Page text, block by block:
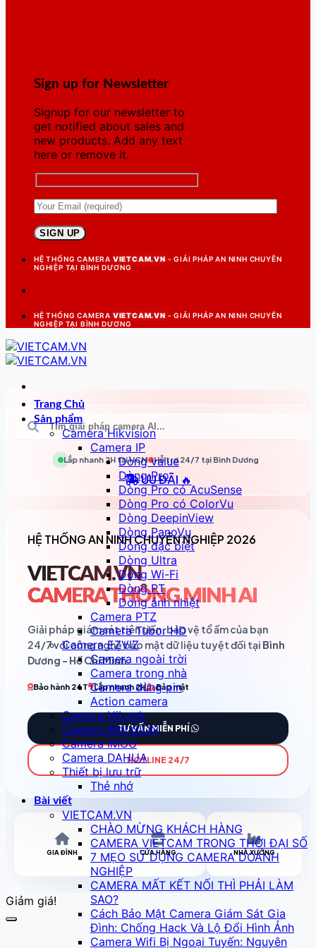
Sign up for Newsletter
Signup for our newsletter to
get notified about sales and
new products. Add any text
here or remove it.
HỆ THỐNG CAMERA VIETCAM.VN - GIẢI PHÁP AN NINH CHUYÊN
NGHIỆP TẠI BÌNH DƯƠNG
HỆ THỐNG CAMERA VIETCAM.VN - GIẢI PHÁP AN NINH CHUYÊN
NGHIỆP TẠI BÌNH DƯƠNG
Trang Chủ
Sản phẩm
Camera Hikvision
Camera IP
Dòng value
Dòng Pro
Dòng Pro có AcuSense
Dòng Pro có ColorVu
Dòng DeepinView
Dòng PanoVu
Dòng đặc biệt
Dòng Ultra
Dòng Wi-Fi
Dòng PT
Dòng ảnh nhiệt
Camera PTZ
Camera Tubor HD
Camera EZVIZ
Camera ngoài trời
Camera trong nhà
Camera dùng pin
Action camera
Camera HiLook
Camera KBVISION
Camera IMOU
Camera DAHUA
Thiết bị lưu trữ
Thẻ nhớ
Bài viết
VIETCAM.VN
CHÀO MỪNG KHÁCH HÀNG
CAMERA VIETCAM TRONG THỜI ĐẠI SỐ
7 MẸO SỬ DỤNG CAMERA DOANH
NGHIỆP
CAMERA MẤT KẾT NỐI THÌ PHẢI LÀM
SAO?
Cách Bảo Mật Camera Giám Sát Gia
Đình: Chống Hack Và Lộ Đổi Hình Ảnh
Camera Wifi Bị Ngoại Tuyến: Nguyên
Lắp nhanh 2H tạiHCM Hỗ trợ 24/7 tại Bình Dương
ƯU ĐÃI 🔥
HỆ THỐNG AN NINH CHUYÊN NGHIỆP 2026
VIETCAM.VN
CAMERA THÔNG MINH AI
Giải pháp giám sát tiên tiến, bảo vệ tổ ấm của bạn
24/7 với công nghệ bảo mật dữ liệu tuyệt đối tại Bình
Dương - Hồ Chí Minh.
Bảo hành 24T Lắp nhanh 2H Bảo mật
TƯ VẤN MIỄN PHÍ
HOTLINE 24/7
GIA ĐÌNH CỬA HÀNG NHÀ XƯỞNG
Giảm giá!